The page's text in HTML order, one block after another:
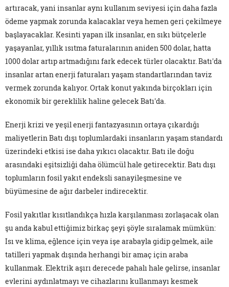
artıracak, yani insanlar aynı kullanım seviyesi için daha fazla
ödeme yapmak zorunda kalacaklar veya hemen geri çekilmeye
başlayacaklar. Kesinti yapan ilk insanlar, en sıkı bütçelerle
yaşayanlar, yıllık ısıtma faturalarının aniden 500 dolar, hatta
1000 dolar artıp artmadığını fark edecek türler olacaktır. Batı'da
insanlar artan enerji faturaları yaşam standartlarından taviz
vermek zorunda kalıyor. Ortak konut yakında birçokları için
ekonomik bir gereklilik haline gelecek Batı'da.
Enerji krizi ve yeşil enerji fantazyasının ortaya çıkardığı
maliyetlerin Batı dışı toplumlardaki insanların yaşam standardı
üzerindeki etkisi ise daha yıkıcı olacaktır. Batı ile doğu
arasındaki eşitsizliği daha ölümcül hale getirecektir. Batı dışı
toplumların fosil yakıt endeksli sanayileşmesine ve
büyümesine de ağır darbeler indirecektir.
Fosil yakıtlar kısıtlandıkça hızla karşılanması zorlaşacak olan
şu anda kabul ettiğimiz birkaç şeyi şöyle sıralamak mümkün:
Isı ve klima, eğlence için veya işe arabayla gidip gelmek, aile
tatilleri yapmak dışında herhangi bir amaç için araba
kullanmak. Elektrik aşırı derecede pahalı hale gelirse, insanlar
evlerini aydınlatmayı ve cihazlarını kullanmayı kesmek